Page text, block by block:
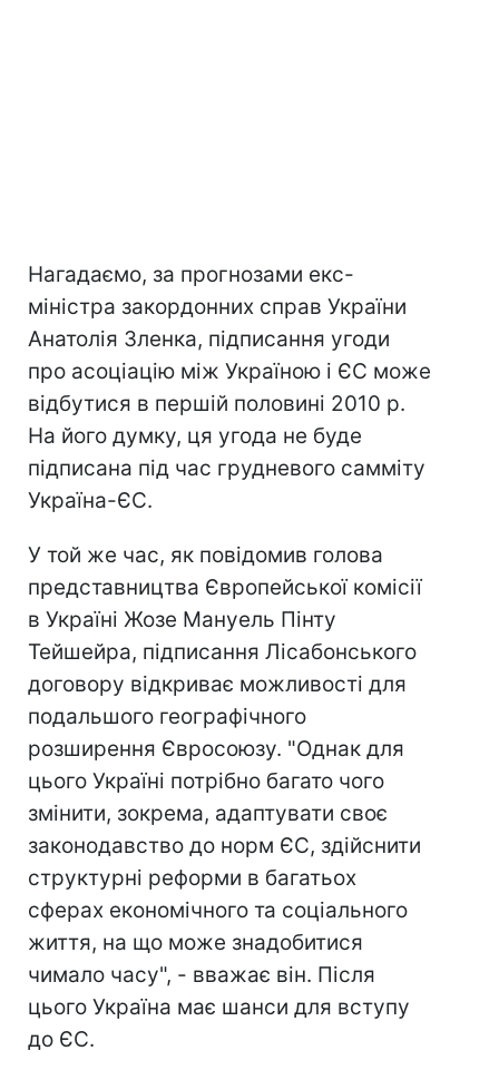
Нагадаємо, за прогнозами екс-
міністра закордонних справ України
Анатолія Зленка, підписання угоди
про асоціацію між Україною і ЄС може
відбутися в першій половині 2010 р.
На його думку, ця угода не буде
підписана під час грудневого самміту
Україна-ЄС.
У той же час, як повідомив голова
представництва Європейської комісії
в Україні Жозе Мануель Пінту
Тейшейра, підписання Лісабонського
договору відкриває можливості для
подальшого географічного
розширення Євросоюзу. "Однак для
цього Україні потрібно багато чого
змінити, зокрема, адаптувати своє
законодавство до норм ЄС, здійснити
структурні реформи в багатьох
сферах економічного та соціального
життя, на що може знадобитися
чимало часу", - вважає він. Після
цього Україна має шанси для вступу
до ЄС.